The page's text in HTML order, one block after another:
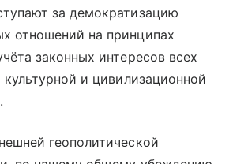
за демократизацию
отношений на принципах
законных интересов всех
культурной и цивилизационной
геополитической